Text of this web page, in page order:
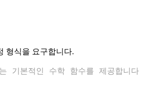
형식을 요구합니다.
본적인 수학 함수를 제공합니다.